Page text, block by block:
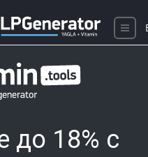
до 18% с